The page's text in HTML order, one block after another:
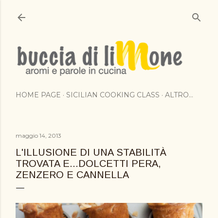
HOME PAGE SICILIAN COOKING CLASS ALTRO…
maggio 14, 2013
L'ILLUSIONE DI UNA STABILITÀ
TROVATA E...DOLCETTI PERA,
ZENZERO E CANNELLA